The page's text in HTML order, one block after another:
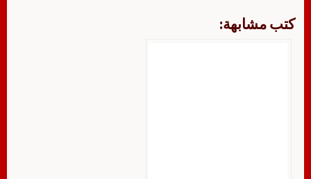
كتب مشابهة: